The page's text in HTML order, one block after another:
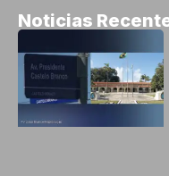
Noticias